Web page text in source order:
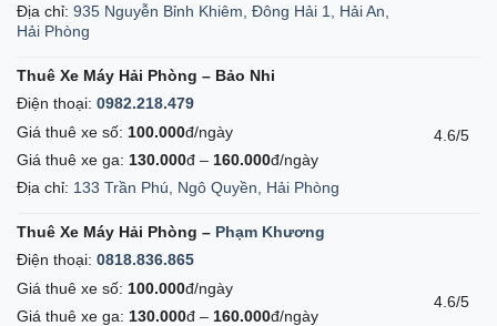
Địa chỉ: 935 Nguyễn Bỉnh Khiêm, Đông Hải 1, Hải An,
Hải Phòng
Thuê Xe Máy Hải Phòng – Bảo Nhi
Điện thoại: 0982.218.479
Giá thuê xe số: 100.000đ/ngày
Giá thuê xe ga: 130.000đ – 160.000đ/ngày
Địa chỉ: 133 Trần Phú, Ngô Quyền, Hải Phòng
4.6/5
Thuê Xe Máy Hải Phòng – Phạm Khương
Điện thoại: 0818.836.865
Giá thuê xe số: 100.000đ/ngày
Giá thuê xe ga: 130.000đ – 160.000đ/ngày
4.6/5